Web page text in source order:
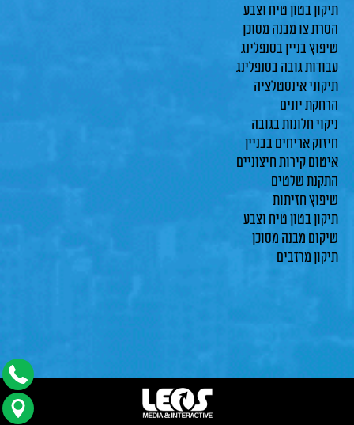
תיקון בטון טיח וצבע
הסרת צו מבנה מסוכן
שיפוץ בניין בסנפלינג
עבודות גובה בסנפלינג
תיקוני אינסטלציה
הרחקת יונים
ניקוי חלונות בגובה
חיזוק אריחים בבניין
איטום קירות חיצוניים
התקנת שלטים
שיפוץ חזיתות
תיקון בטון טיח וצבע
שיקום מבנה מסוכן
תיקון מרזבים